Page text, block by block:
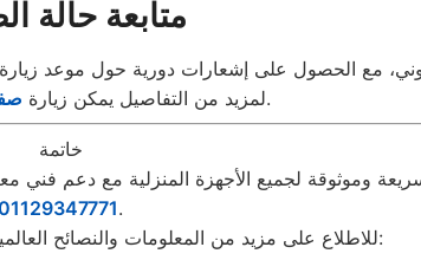
متابعة حالة
لمزيد من التفاصيل يمكن زيارة.
خاتمة
وموثوقة لجميع الأجهزة المنزلية مع دعم فني
.
للاطلاع على مزيد من المعلومات والنصائح العالمية حول صيانة الأجهزة، يمكن زيارة: